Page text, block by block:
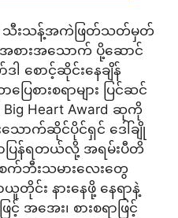
သီးသန့်အကဲဖြတ်သတ်မှတ်
အစားအသောက် ပို့ဆောင်
ါ စောင့်ဆိုင်းနေချိန်
ေစားစရာများ ပြင်ဆင်
Heart Award ဆုကို
ောက်ဆိုင်ပိုင်ရှင် ဒေါ်ချို
ာပြန်ရတယ်လို့ အရမ်းပီတိ
စက်ဘီးသမားလေးတွေ
င်း နားနေဖို့ နေရာနဲ့
အအေး၊ စားစရာဖြင့်